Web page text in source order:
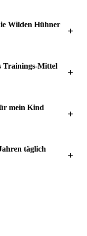
Wilden Hühner
+
Trainings-Mittel
+
mein Kind
+
täglich
+